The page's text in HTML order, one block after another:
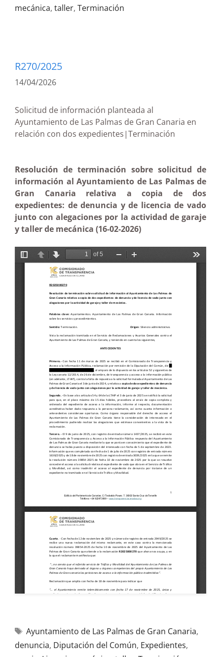
mecánica, taller, Terminación
R270/2025
14/04/2026
Solicitud de información planteada al
Ayuntamiento de Las Palmas de Gran Canaria en
relación con dos expedientes|Terminación
Resolución de terminación sobre solicitud de
información al Ayuntamiento de Las Palmas de
Gran Canaria relativa a copia de dos
expedientes: de denuncia y de licencia de vado
junto con alegaciones por la actividad de garaje
y taller de mecánica (16-02-2026)
Ayuntamiento de Las Palmas de Gran Canaria,
denuncia, Diputación del Común, Expedientes,